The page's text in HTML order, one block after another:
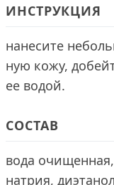
ИНСТРУКЦИЯ
нанесите
ную кожу,
ее водой.
СОСТАВ
вода
натрия,